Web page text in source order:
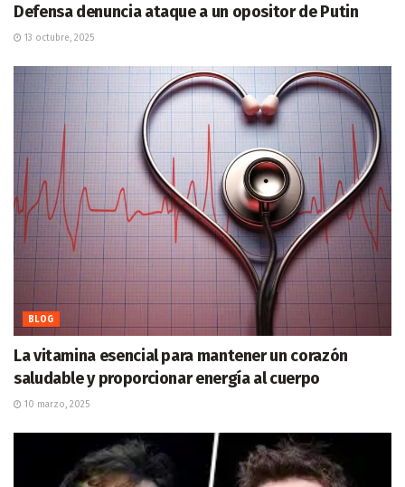
Defensa denuncia ataque a un opositor de Putin
13 octubre, 2025
BLOG
La vitamina esencial para mantener un corazón
saludable y proporcionar energía al cuerpo
10 marzo, 2025